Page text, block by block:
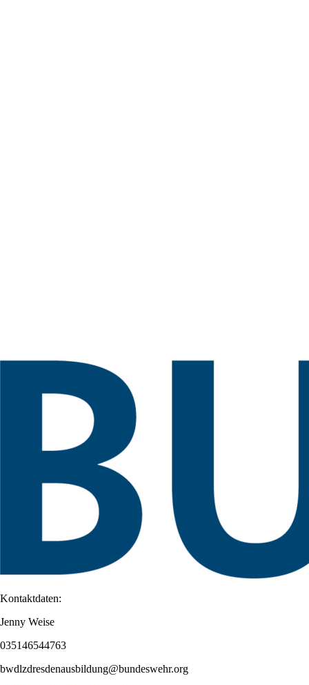
Kontaktdaten:
Jenny Weise
035146544763
bwdlzdresdenausbildung@bundeswehr.org